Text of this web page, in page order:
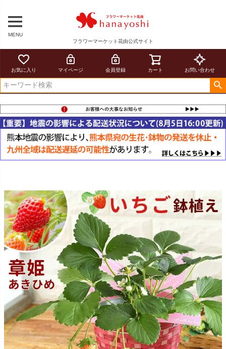
MENU
フラワーマーケット花由公式サイト
お気に入り マイページ 会員登録 カート お問い合わせ